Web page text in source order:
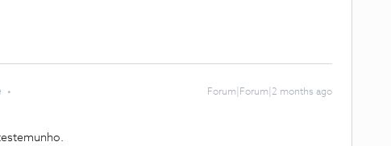
Forum|Forum|2 months ago